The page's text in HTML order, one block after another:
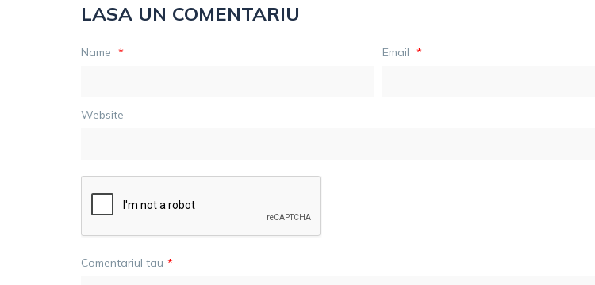
LASA UN COMENTARIU
Name * Email *
Website
Comentariul tau *